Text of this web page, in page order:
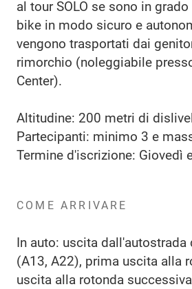
al tour SOLO se sono in
bike in modo sicuro e
vengono trasportati dai
rimorchio (noleggiabile
Center).
Altitudine: 200 metri di
Partecipanti: minimo 3 e
Termine d'iscrizione: Giovedì
COME ARRIVARE
In auto: uscita dall'autostrada
(A13, A22), prima uscita alla
uscita alla rotonda